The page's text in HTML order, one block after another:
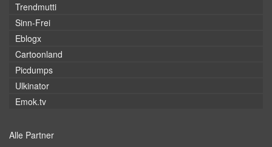
Trendmutti
Sinn-Frei
Eblogx
Cartoonland
Picdumps
Ulkinator
Emok.tv
Alle Partner